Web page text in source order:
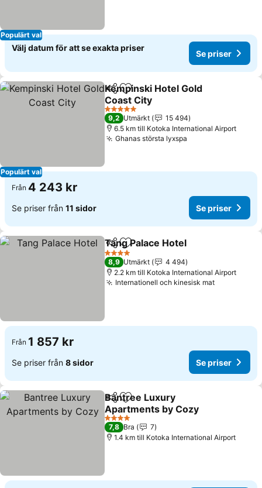
Populärt val
Välj datum för att se exakta priser
Se priser
Populärt val
Dela Lägg till i Mina Favoriter
Kempinski Hotel Gold
Coast City
Se priser
5 Stjärnor
9,2 Utmärkt
15 494
6.5 km till Kotoka International Airport
Ghanas största lyxspa
Från 4 243 kr
Se priser från 11 sidor Se priser
Dela Lägg till i Mina Favoriter
Tang Palace Hotel
4 Stjärnor
8,9 Utmärkt
4 494
2.2 km till Kotoka International Airport
Internationell och kinesisk matSe priser
Från 1 857 kr
Se priser från 8 sidor Se priser
Dela Lägg till i Mina Favoriter
Bantree Luxury
Apartments by Cozy
Se priser
4 Stjärnor
7,8 Bra
7
1.4 km till Kotoka International Airport